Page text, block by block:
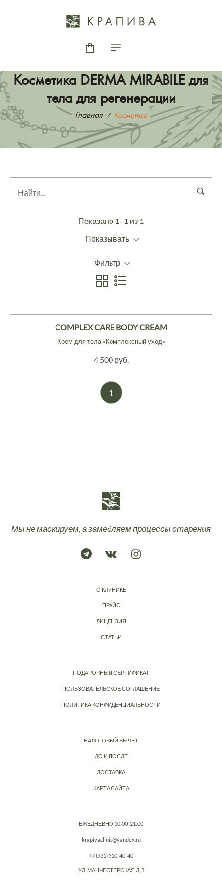
Косметика DERMA MIRABILE для
тела для регенерации
Главная Косметика
Показано 1–1 из 1
Показывать
Фильтр
COMPLEX CARE BODY CREAM
Крем для тела «Комплексный уход»
4 500 руб.
1
Мы не маскируем, а замедляем процессы старения
О КЛИНИКЕ
ПРАЙС
ЛИЦЕНЗИЯ
СТАТЬИ
ПОДАРОЧНЫЙ СЕРТИФИКАТ
ПОЛЬЗОВАТЕЛЬСКОЕ СОГЛАШЕНИЕ
ПОЛИТИКА КОНФИДЕНЦИАЛЬНОСТИ
НАЛОГОВЫЙ ВЫЧЕТ
ДО И ПОСЛЕ
ДОСТАВКА
КАРТА САЙТА
ЕЖЕДНЕВНО 10:00-21:00
krapivaclinic@yandex.ru
+7 (931) 310-40-40
УЛ. МАНЧЕСТЕРСКАЯ Д. 3